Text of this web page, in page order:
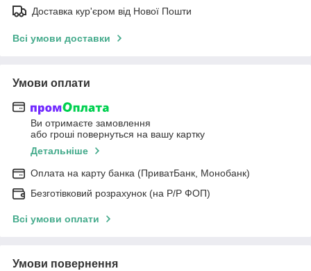
Доставка кур'єром від Нової Пошти
Всі умови доставки
Умови оплати
Ви отримаєте замовлення
або гроші повернуться на вашу картку
Детальніше
Оплата на карту банка (ПриватБанк, Монобанк)
Безготівковий розрахунок (на Р/Р ФОП)
Всі умови оплати
Умови повернення